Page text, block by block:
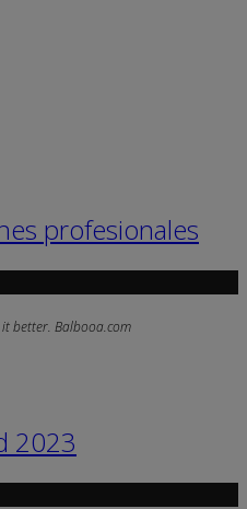
profesionales
better. Balbooa.com
2023